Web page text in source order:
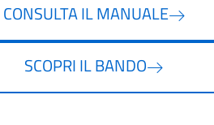
CONSULTA IL MANUALE
SCOPRI IL BANDO